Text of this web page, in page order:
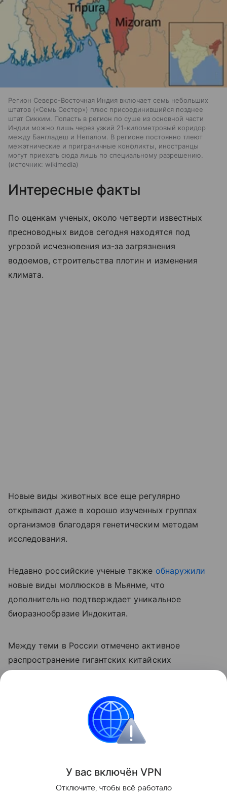
Регион Северо-Восточная Индия включает семь небольших
штатов («Семь Сестер») плюс присоединившийся позднее
штат Сикким. Попасть в регион по суше из основной части
Индии можно лишь через узкий 21-километровый коридор
между Бангладеш и Непалом. В регионе постоянно тлеют
межэтнические и приграничные конфликты, иностранцы
могут приехать сюда лишь по специальному разрешению.
источник: wikimedia
Интересные факты
По оценкам ученых, около четверти известных
пресноводных видов сегодня находятся под
угрозой исчезновения из-за загрязнения
водоемов, строительства плотин и изменения
климата.
Новые виды животных все еще регулярно
открывают даже в хорошо изученных группах
организмов благодаря генетическим методам
исследования.
Недавно российские ученые также обнаружили
новые виды моллюсков в Мьянме, что
дополнительно подтверждает уникальное
биоразнообразие Индокитая.
Между теми в России отмечено активное
распространение гигантских китайских
моллюсков. Малакологи
Биология
Поделиться
У вас включён VPN
Отключите, чтобы всё работало